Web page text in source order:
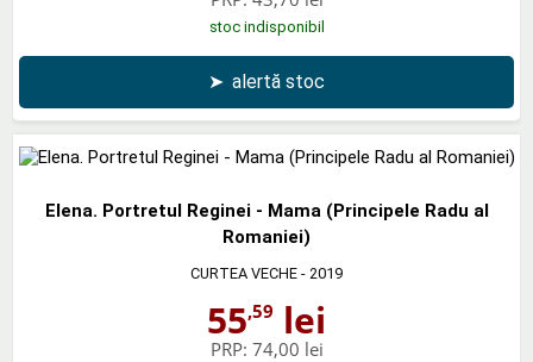
stoc indisponibil
➤ alertă stoc
Elena. Portretul Reginei - Mama (Principele Radu al
Romaniei)
CURTEA VECHE - 2019
55,59 lei
PRP: 74,00 lei